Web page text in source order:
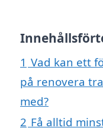
1 Vad kan ett
på renovera
med?
2 Få alltid